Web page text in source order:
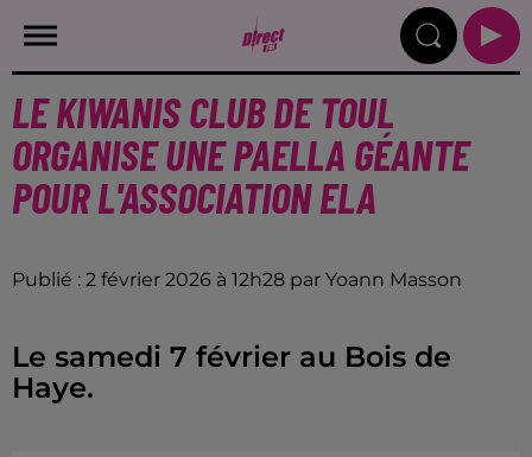
LE KIWANIS CLUB DE TOUL
ORGANISE UNE PAELLA GÉANTE
POUR L'ASSOCIATION ELA
Publié : 2 février 2026 à 12h28 par Yoann Masson
Le samedi 7 février au Bois de
Haye.